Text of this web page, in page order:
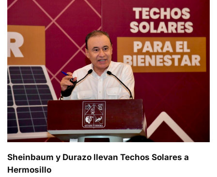
Sheinbaum y Durazo llevan Techos Solares a
Hermosillo